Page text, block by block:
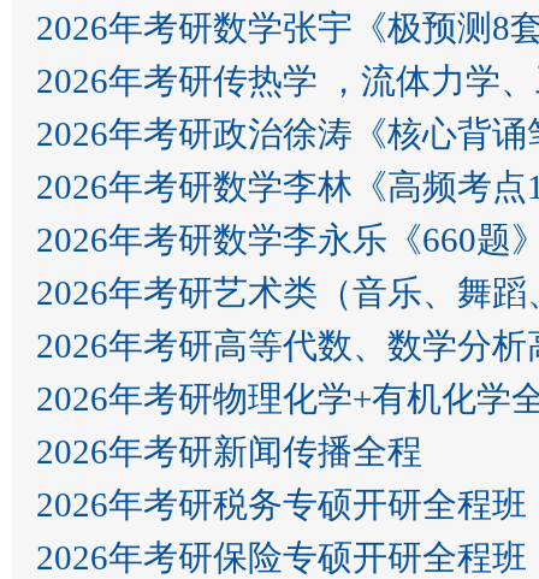
2026年考研数学张宇《极预测8
2026年考研传热学 ，流体力学
2026年考研政治徐涛《核心背
2026年考研数学李林《高频考
2026年考研数学李永乐《660题
2026年考研艺术类（音乐、舞
2026年考研高等代数、数学分析
2026年考研物理化学+有机化学
2026年考研新闻传播全程
2026年考研税务专硕开研全程班
2026年考研保险专硕开研全程班